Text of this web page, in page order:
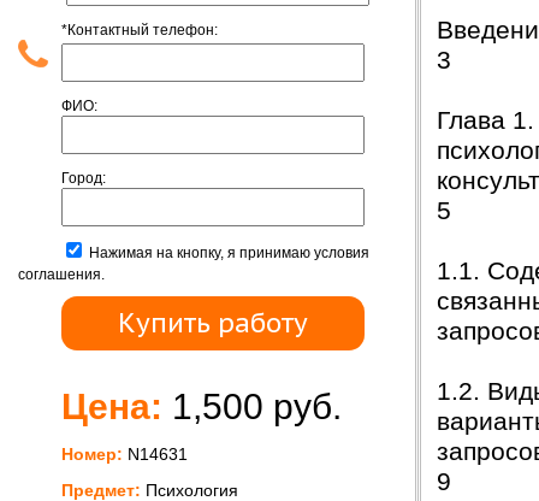
*Контактный телефон:
ФИО:
Город:
Нажимая на кнопку, я принимаю условия
соглашения.
Цена: 1,500 руб.
Номер: N14631
Предмет: Психология
3
Глава
5
1.1.
1.2.
9